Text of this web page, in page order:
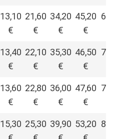
13,10
€
21,60
€
34,20
€
45,20
€
13,40
€
22,10
€
35,30
€
46,50
€
13,60
€
22,80
€
36,00
€
47,60
€
15,30 25,30 39,90 53,20